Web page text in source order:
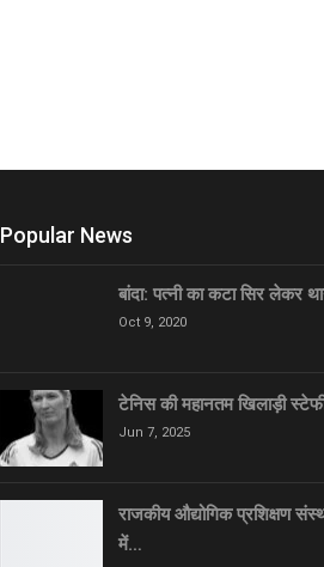
Popular News
बांदा: पत्नी का कटा सिर लेकर
Oct 9, 2020
टेनिस की महानतम खिलाड़ी
Jun 7, 2025
राजकीय औद्योगिक प्रशिक्षण
में…